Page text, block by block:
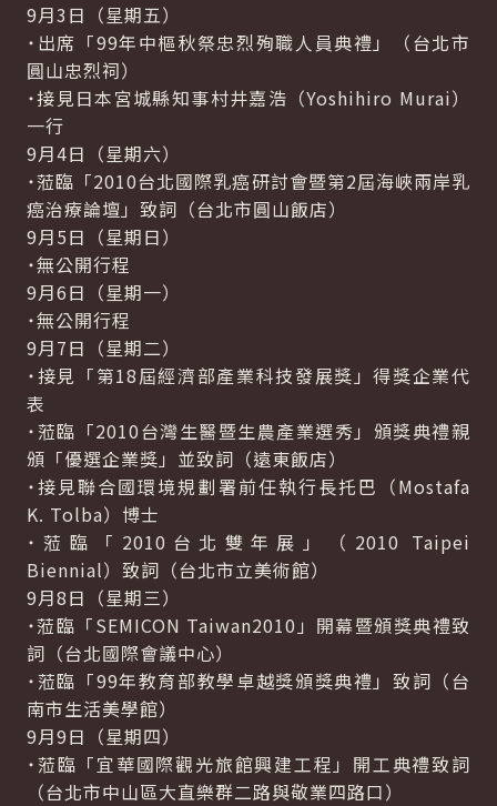
9月3日（星期五）
˙出席「99年中樞秋祭忠烈殉職人員典禮」（台北市
圓山忠烈祠）
˙接見日本宮城縣知事村井嘉浩（Yoshihiro Murai）
一行
9月4日（星期六）
˙蒞臨「2010台北國際乳癌研討會暨第2屆海峽兩岸乳
癌治療論壇」致詞（台北市圓山飯店）
9月5日（星期日）
˙無公開行程
9月6日（星期一）
˙無公開行程
9月7日（星期二）
˙接見「第18屆經濟部產業科技發展獎」得獎企業代
表
˙蒞臨「2010台灣生醫暨生農產業選秀」頒獎典禮親
頒「優選企業獎」並致詞（遠東飯店）
˙接見聯合國環境規劃署前任執行長托巴（Mostafa
K. Tolba）博士
˙蒞臨「2010台北雙年展」（2010 Taipei
Biennial）致詞（台北市立美術館）
9月8日（星期三）
˙蒞臨「SEMICON Taiwan2010」開幕暨頒獎典禮致
詞（台北國際會議中心）
˙蒞臨「99年教育部教學卓越獎頒獎典禮」致詞（台
南市生活美學館）
9月9日（星期四）
˙蒞臨「宜華國際觀光旅館興建工程」開工典禮致詞
（台北市中山區大直樂群二路與敬業四路口）